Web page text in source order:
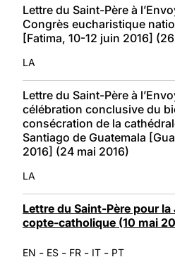
Lettre du Saint-Père à
Congrès eucharistique
[Fatima, 10-12 juin 2016]
LA
Lettre du Saint-Père à
célébration conclusive du
consécration de la
Santiago de Guatemala
2016] (24 mai 2016)
LA
Lettre du Saint-Père pour
copte-catholique (10 mai
EN - ES - FR - IT - PT